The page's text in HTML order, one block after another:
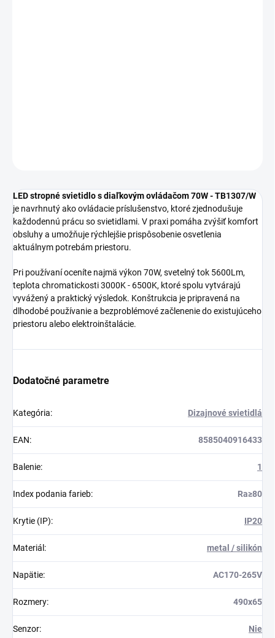
LED stropné svietidlo s diaľkovým ovládačom 70W - TB1307/W
je navrhnutý ako ovládacie príslušenstvo, ktoré zjednodušuje
každodennú prácu so svietidlami. V praxi pomáha zvýšiť komfort
obsluhy a umožňuje rýchlejšie prispôsobenie osvetlenia
aktuálnym potrebám priestoru.
Pri používaní oceníte najmä výkon 70W, svetelný tok 5600Lm,
teplota chromatickosti 3000K - 6500K, ktoré spolu vytvárajú
vyvážený a praktický výsledok. Konštrukcia je pripravená na
dlhodobé používanie a bezproblémové začlenenie do existujúceho
priestoru alebo elektroinštalácie.
Dodatočné parametre
Kategória: Dizajnové svietidlá
EAN: 8585040916433
Balenie: 1
Index podania farieb: Ra≥80
Krytie (IP): IP20
Materiál : metal / silikón
Napätie: AC170-265V
Rozmery: 490x65
Senzor: Nie